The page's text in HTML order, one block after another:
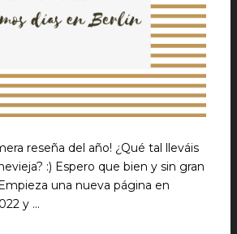
reseña del año! ¿Qué tal lleváis
:) Espero que bien y sin gran
una nueva página en
y …